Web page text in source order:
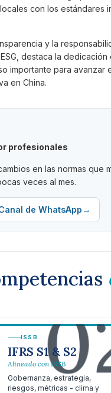
con los estándares
y la
destaca la
importante para avanzar
en China.
profesionales
en las normas que
veces al mes.
de WhatsApp →
ISSB
IFRS S1 & S2
Alineado con ISSB
Gobernanza, estrategia,
riesgos, métricas - clima y